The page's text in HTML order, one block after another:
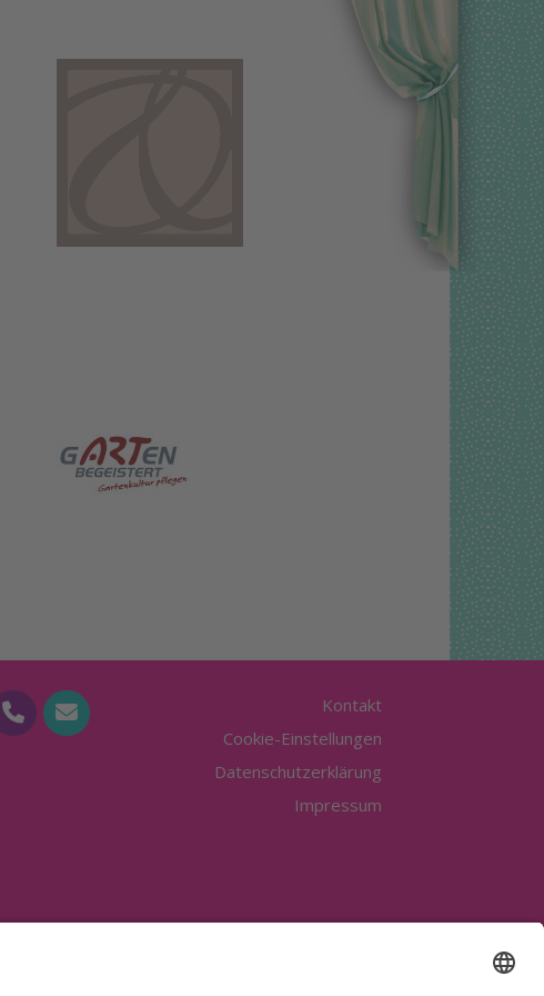
Kontakt
Cookie-Einstellungen
Datenschutzerklärung
Impressum